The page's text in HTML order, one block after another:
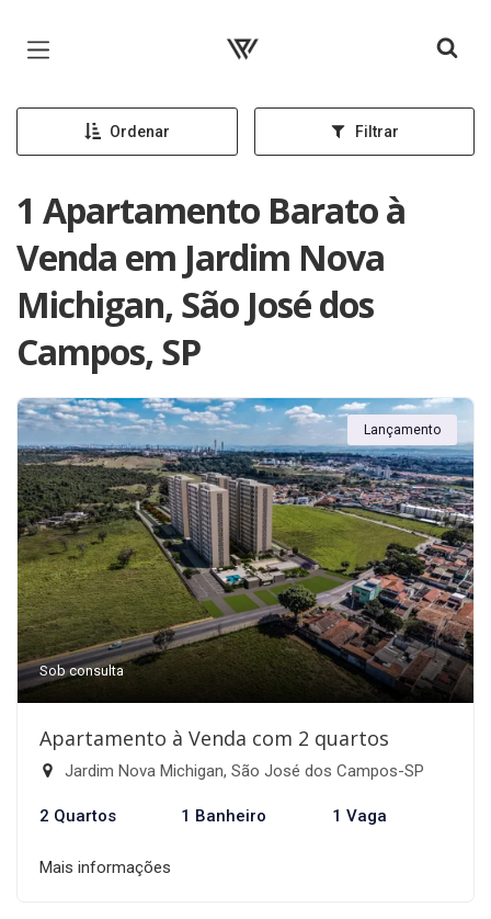
Página inicial
Ordenar Filtrar
1 Apartamento Barato à
Venda em Jardim Nova
Michigan, São José dos
Campos, SP
Lançamento
Sob consulta
Apartamento à Venda com 2 quartos
Jardim Nova Michigan, São José dos Campos-SP
2 Quartos 1 Banheiro 1 Vaga
Mais informações